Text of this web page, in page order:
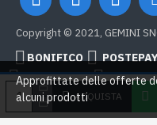
ACQUISTA
Copyright © 2021, GEMINI
BONIFICO
Credit card
Google
Approfittate delle offerte
alcuni prodotti